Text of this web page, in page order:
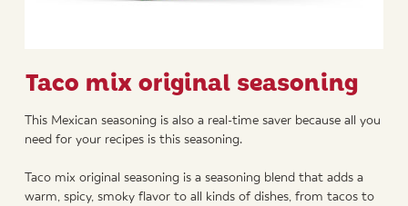
Taco mix original seasoning
This Mexican seasoning is also a real-time saver because all you
need for your recipes is this seasoning.
Taco mix original seasoning is a seasoning blend that adds a
warm, spicy, smoky flavor to all kinds of dishes, from tacos to